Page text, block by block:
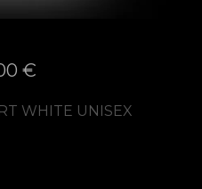
€
WHITE UNISEX